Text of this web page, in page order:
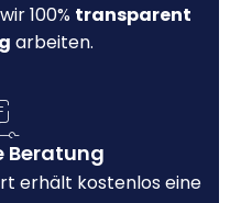
100% transparent
arbeiten.
Beratung
erhält kostenlos eine